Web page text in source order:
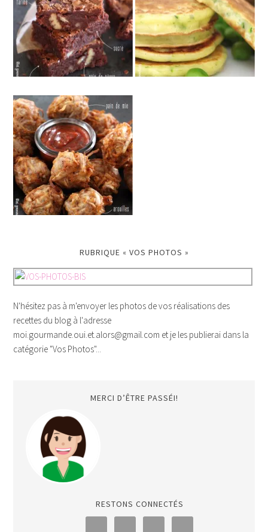
RUBRIQUE « VOS PHOTOS »
N'hésitez pas à m'envoyer les photos de vos réalisations des
recettes du blog à l'adresse
moi.gourmande.oui.et.alors@gmail.com et je les publierai dans la
catégorie "Vos Photos"...
MERCI D’ÊTRE PASSÉI!
RESTONS CONNECTÉS